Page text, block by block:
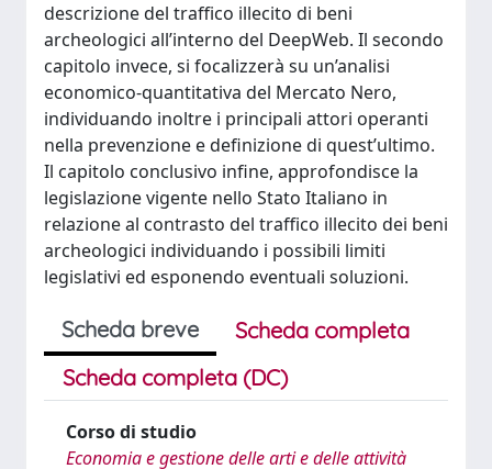
descrizione del traffico illecito di beni
archeologici all’interno del DeepWeb. Il secondo
capitolo invece, si focalizzerà su un’analisi
economico-quantitativa del Mercato Nero,
individuando inoltre i principali attori operanti
nella prevenzione e definizione di quest’ultimo.
Il capitolo conclusivo infine, approfondisce la
legislazione vigente nello Stato Italiano in
relazione al contrasto del traffico illecito dei beni
archeologici individuando i possibili limiti
legislativi ed esponendo eventuali soluzioni.
Scheda breve
Scheda completa
Scheda completa (DC)
Corso di studio
Economia e gestione delle arti e delle attività